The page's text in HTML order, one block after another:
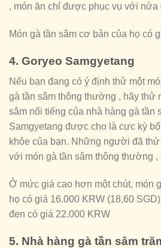
, món ăn chỉ được phục vụ với nửa
Món gà tần sâm cơ bản của họ có
4. Goryeo Samgyetang
Nếu bạn đang có ý định thử một
gà tần sâm thông thường , hãy thử
sâm nổi tiếng của nhà hàng gà tần
Samgyetang được cho là cực kỳ
khỏe của bạn. Những người đã
với món gà tần sâm thông thường
Ở mức giá cao hơn một chút, món
họ có giá 16.000 KRW (18,60
đen có giá 22.000 KRW
5. Nhà hàng gà tần sâm